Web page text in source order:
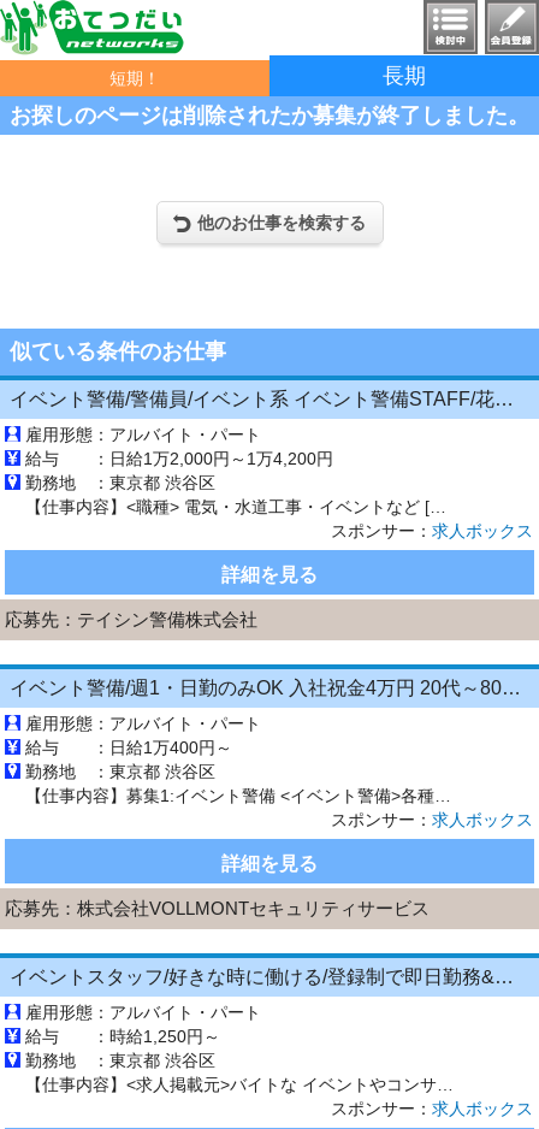
短期！
長期
お探しのページは削除されたか募集が終了しました。
他のお仕事を検索する
似ている条件のお仕事
イベント警備/警備員/イベント系 イベント警備STAFF/花火や祭り スポーツ大会などでの案内を
雇用形態： アルバイト・パート
給与 ： 日給1万2,000円～1万4,200円
勤務地 ： 東京都 渋谷区
スポンサー： 求人ボックス
詳細を見る
応募先： テイシン警備株式会社
イベント警備/週1・日勤のみOK 入社祝金4万円 20代～80代現役活躍中 未経験歓迎 イベント会場周辺の警備
雇用形態： アルバイト・パート
給与 ： 日給1万400円～
勤務地 ： 東京都 渋谷区
スポンサー： 求人ボックス
詳細を見る
応募先： 株式会社VOLLMONTセキュリティサービス
イベントスタッフ/好きな時に働ける/登録制で即日勤務&お友達とのご応募も大歓迎/東京都/渋谷区
雇用形態： アルバイト・パート
給与 ： 時給1,250円～
勤務地 ： 東京都 渋谷区
スポンサー： 求人ボックス